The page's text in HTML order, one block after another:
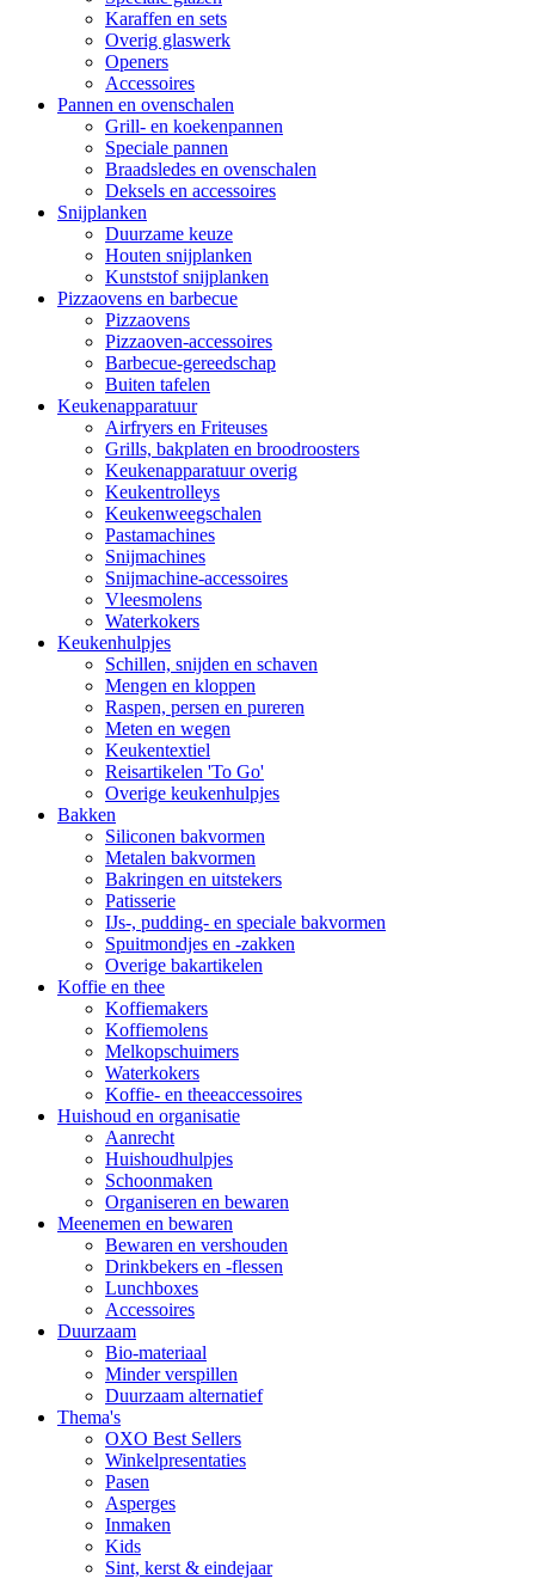
Karaffen en sets
Overig glaswerk
Openers
Accessoires
Pannen en ovenschalen
Grill- en koekenpannen
Speciale pannen
Braadsledes en ovenschalen
Deksels en accessoires
Snijplanken
Duurzame keuze
Houten snijplanken
Kunststof snijplanken
Pizzaovens en barbecue
Pizzaovens
Pizzaoven-accessoires
Barbecue-gereedschap
Buiten tafelen
Keukenapparatuur
Airfryers en Friteuses
Grills, bakplaten en broodroosters
Keukenapparatuur overig
Keukentrolleys
Keukenweegschalen
Pastamachines
Snijmachines
Snijmachine-accessoires
Vleesmolens
Waterkokers
Keukenhulpjes
Schillen, snijden en schaven
Mengen en kloppen
Raspen, persen en pureren
Meten en wegen
Keukentextiel
Reisartikelen 'To Go'
Overige keukenhulpjes
Bakken
Siliconen bakvormen
Metalen bakvormen
Bakringen en uitstekers
Patisserie
IJs-, pudding- en speciale bakvormen
Spuitmondjes en -zakken
Overige bakartikelen
Koffie en thee
Koffiemakers
Koffiemolens
Melkopschuimers
Waterkokers
Koffie- en theeaccessoires
Huishoud en organisatie
Aanrecht
Huishoudhulpjes
Schoonmaken
Organiseren en bewaren
Meenemen en bewaren
Bewaren en vershouden
Drinkbekers en -flessen
Lunchboxes
Accessoires
Duurzaam
Bio-materiaal
Minder verspillen
Duurzaam alternatief
Thema's
OXO Best Sellers
Winkelpresentaties
Pasen
Asperges
Inmaken
Kids
Sint, kerst & eindejaar